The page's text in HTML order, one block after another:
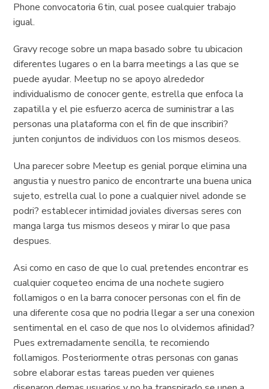
Phone convocatoria 6tin, cual posee cualquier trabajo
igual.
Gravy recoge sobre un mapa basado sobre tu ubicacion
diferentes lugares o en la barra meetings a las que se
puede ayudar. Meetup no se apoyo alrededor
individualismo de conocer gente, estrella que enfoca la
zapatilla y el pie esfuerzo acerca de suministrar a las
personas una plataforma con el fin de que inscribiri?
junten conjuntos de individuos con los mismos deseos.
Una parecer sobre Meetup es genial porque elimina una
angustia y nuestro panico de encontrarte una buena unica
sujeto, estrella cual lo pone a cualquier nivel adonde se
podri? establecer intimidad joviales diversas seres con
manga larga tus mismos deseos y mirar lo que pasa
despues.
Asi­ como en caso de que lo cual pretendes encontrar es
cualquier coqueteo encima de una nochete sugiero
follamigos o en la barra conocer personas con el fin de
una diferente cosa que no podri­a llegar a ser una conexion
sentimental en el caso de que nos lo olvidemos afinidad?
Pues extremadamente sencilla, te recomiendo
follamigos. Posteriormente otras personas con ganas
sobre elaborar estas tareas pueden ver quienes